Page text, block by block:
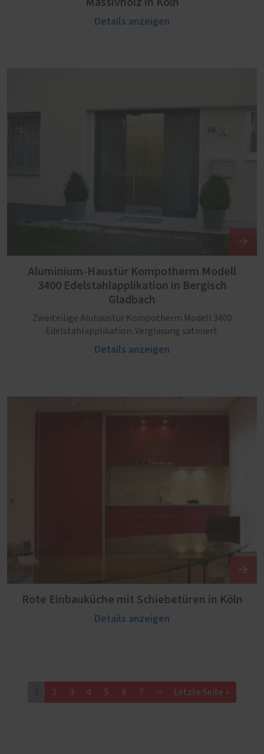
Details anzeigen
Aluminium-Haustür Kompotherm Modell
3400 Edelstahlapplikation in Bergisch
Gladbach
Zweiteilige Aluhaustür Kompotherm Modell 3400
Edelstahlapplikation. Verglasung satiniert.
Details anzeigen
Rote Einbauküche mit Schiebetüren in Köln
Details anzeigen
2 3 4 5 6 7 ›› Letzte Seite »